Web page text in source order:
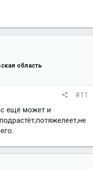
область
#11
ещё может и